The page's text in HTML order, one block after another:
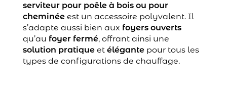
serviteur pour poêle à bois ou pour
cheminéeest un accessoire polyvalent. Il
s’adapte aussi bien aux foyers ouverts
qu’au foyer fermé, offrant ainsi une
solution pratiqueet élégantepour tous les
types de configurations de chauffage.